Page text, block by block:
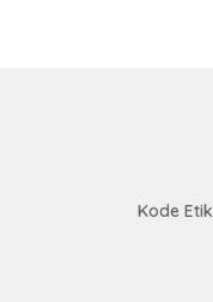
Kode Etik